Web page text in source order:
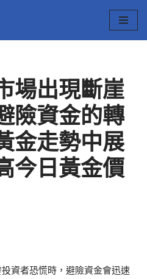
場出現斷崖
險資金的轉
金走勢中展
今日黃金價
資者恐慌時，避險資金會迅速